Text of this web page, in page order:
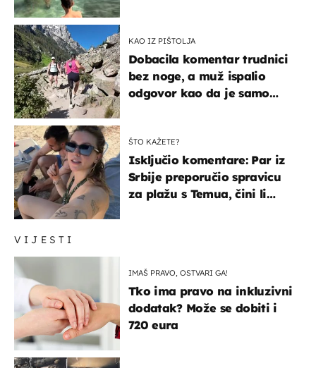
VIJESTI
IMAŠ PRAVO, OSTVARI GA!
Tko ima pravo na inkluzivni
dodatak? Može se dobiti i
720 eura
KAO IZ PIŠTOLJA
Dobacila komentar trudnici
bez noge, a muž ispalio
odgovor kao da je samo
ŠTO KAŽETE?
Isključio komentare: Par iz
Srbije preporučio spravicu
za plažu s Temua, čini li